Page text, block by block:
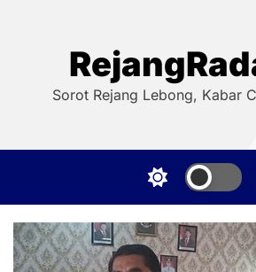
Sorot Rejang Lebong, Kabar